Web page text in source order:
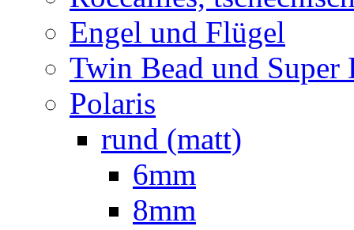
Engel und Flügel
Twin Bead und Super
Polaris
rund (matt)
6mm
8mm